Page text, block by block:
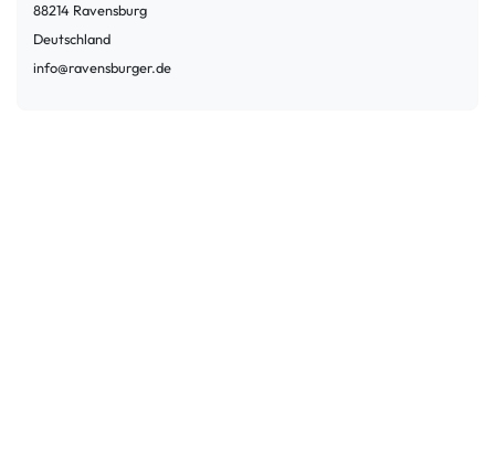
88214 Ravensburg
Deutschland
info@ravensburger.de